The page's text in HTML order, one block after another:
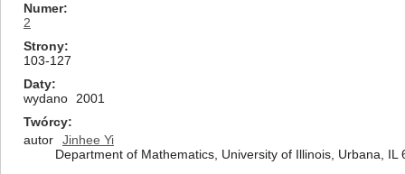
Numer
2
Strony
103-127
Daty
wydano
2001
Twórcy
autor
Jinhee Yi
Department of Mathematics, University of Illinois, Urbana, IL